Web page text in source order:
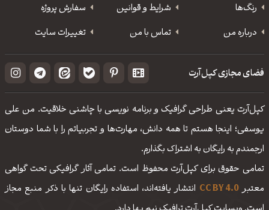
رنگ‌ها
شرایط و قوانین
سفارش پروژه
درباره من
تماس با من تغییرات سایت
فضای مجازی کپل‌آرت
کپل‌آرت یعنی طراحی گرافیک و برنامه نویسی با چاشنی خلاقیت. من علی
یوسفی؛ اینجا هستم تا همه دانش، مهارت‌‌ها و تجربیاتم را با شما دوستان
ارجمندم به رایگان به اشتراک بگذارم.
تمامی حقوق برای کپل‌آرت محفوظ است. تمامی آثار گرافیکی تحت گواهی
معتبرCC BY 4.0 انتشار یافته‌اند، استفاده رایگان تنها با ذکر منبع مجاز